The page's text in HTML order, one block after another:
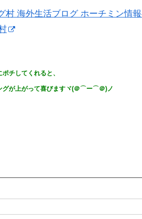
チしてくれると、
グが上がって喜びますヾ(＠⌒ー⌒＠)ノ